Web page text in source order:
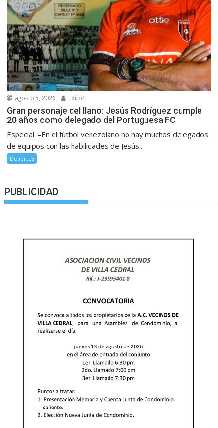
agosto 5, 2026 Editor
Gran personaje del llano: Jesús Rodríguez cumple
20 años como delegado del Portuguesa FC
Especial. –En el fútbol venezolano no hay muchos delegados
de equipos con las habilidades de Jesús...
Deportes
PUBLICIDAD